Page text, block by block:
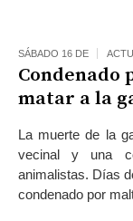
SÁBADO 16 DE
matar a la
La muerte de la
vecinal y una
animalistas. Días
condenado por